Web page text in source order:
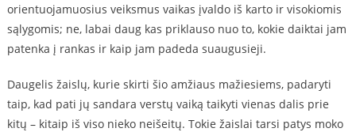
orientuojamuosius veiksmus vaikas įvaldo iš karto ir visokiomis
sąlygomis; ne, labai daug kas priklauso nuo to, kokie daiktai jam
patenka į rankas ir kaip jam padeda suaugusieji.
Daugelis žaislų, kurie skirti šio amžiaus mažiesiems, padaryti
taip, kad pati jų sandara verstų vaiką taikyti vienas dalis prie
kitų – kitaip iš viso nieko neišeitų. Tokie žaislai tarsi patys moko